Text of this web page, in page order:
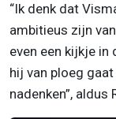
“Ik denk dat
ambitieus zijn
even een kijkje
hij van ploeg
nadenken”, aldus